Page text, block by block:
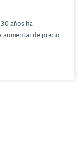
años ha
aumentar de precio